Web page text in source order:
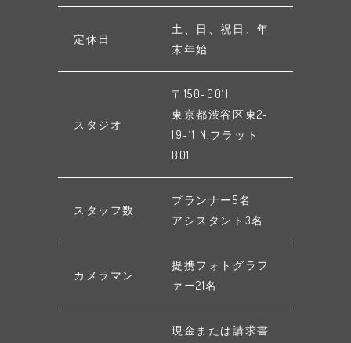
定休日
土、日、祝日、年
末年始
スタジオ
〒150-0011
東京都渋谷区東2-
19-11 N.フラット
B01
スタッフ数
プランナー5名
アシスタント3名
カメラマン
提携フォトグラフ
ァー21名
現金または請求書